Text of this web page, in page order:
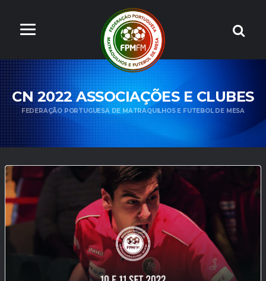
CN 2022 ASSOCIAÇÕES E CLUBES
FEDERAÇÃO PORTUGUESA DE MATRAQUILHOS E FUTEBOL DE MESA